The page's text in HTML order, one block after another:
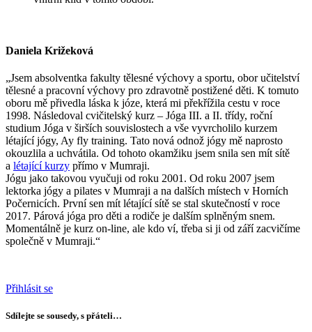
Daniela Križeková
„Jsem absolventka fakulty tělesné výchovy a sportu, obor učitelství
tělesné a pracovní výchovy pro zdravotně postižené děti. K tomuto
oboru mě přivedla láska k józe, která mi překřížila cestu v roce
1998. Následoval cvičitelský kurz – Jóga III. a II. třídy, roční
studium Jóga v širších souvislostech a vše vyvrcholilo kurzem
létající jógy, Ay fly training. Tato nová odnož jógy mě naprosto
okouzlila a uchvátila. Od tohoto okamžiku jsem snila sen mít sítě
a létající kurzy přímo v Mumraji.
Jógu jako takovou vyučuji od roku 2001. Od roku 2007 jsem
lektorka jógy a pilates v Mumraji a na dalších místech v Horních
Počernicích. První sen mít létající sítě se stal skutečností v roce
2017. Párová jóga pro děti a rodiče je dalším splněným snem.
Momentálně je kurz on-line, ale kdo ví, třeba si ji od září zacvičíme
společně v Mumraji.“
Přihlásit se
Sdílejte se sousedy, s přáteli…